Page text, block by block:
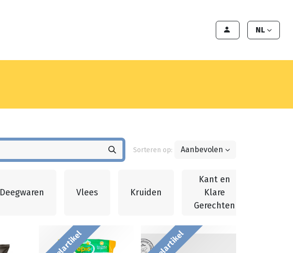
NL
Sorteren op: Aanbevolen
Deegwaren Vlees Kruiden
Kant en
Klare
Gerechten